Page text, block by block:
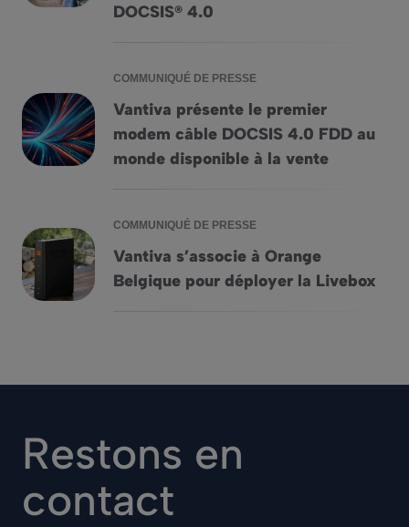
DOCSIS® 4.0
COMMUNIQUÉ DE PRESSE
Vantiva présente le premier
modem câble DOCSIS 4.0 FDD au
monde disponible à la vente
Vantiva présente le premier modem câble DOCSIS 4.0
COMMUNIQUÉ DE PRESSE
Vantiva s’associe à Orange
Belgique pour déployer la Livebox
Vantiva s&rsquo;associe à Orange Belgique pour déployer
Restons en
contact